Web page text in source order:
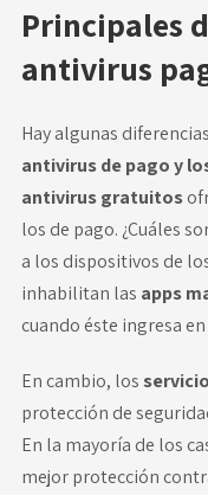
Principales
antivirus
Hay algunas
antivirus de pago y
antivirus gratuitos
los de pago. ¿Cuáles
a los dispositivos de
inhabilitan las apps
cuando éste ingresa
En cambio, los
protección de
En la mayoría de los
mejor protección